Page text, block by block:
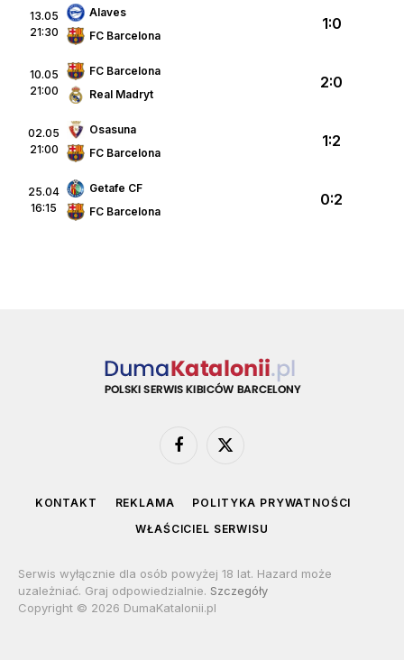
13.05
21:30
Alaves
FC Barcelona
1:0
10.05
21:00
FC Barcelona
Real Madryt
2:0
02.05
21:00
Osasuna
FC Barcelona
1:2
25.04
16:15
Getafe CF
FC Barcelona
0:2
Facebook
X
KONTAKT REKLAMA
POLITYKA PRYWATNOŚCI
WŁAŚCICIEL SERWISU
Serwis wyłącznie dla osób powyżej 18 lat. Hazard może
uzależniać. Graj odpowiedzialnie. Szczegóły
Copyright © 2026 DumaKatalonii.pl